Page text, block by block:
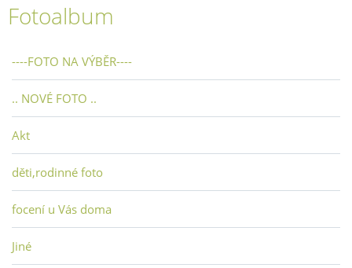
Fotoalbum
----FOTO NA VÝBĚR----
.. NOVÉ FOTO ..
Akt
děti,rodinné foto
focení u Vás doma
Jiné